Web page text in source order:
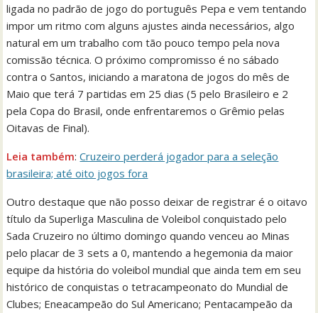
ligada no padrão de jogo do português Pepa e vem tentando
impor um ritmo com alguns ajustes ainda necessários, algo
natural em um trabalho com tão pouco tempo pela nova
comissão técnica. O próximo compromisso é no sábado
contra o Santos, iniciando a maratona de jogos do mês de
Maio que terá 7 partidas em 25 dias (5 pelo Brasileiro e 2
pela Copa do Brasil, onde enfrentaremos o Grêmio pelas
Oitavas de Final).
Leia também:Cruzeiro perderá jogador para a seleção
brasileira; até oito jogos fora
Outro destaque que não posso deixar de registrar é o oitavo
título da Superliga Masculina de Voleibol conquistado pelo
Sada Cruzeiro no último domingo quando venceu ao Minas
pelo placar de 3 sets a 0, mantendo a hegemonia da maior
equipe da história do voleibol mundial que ainda tem em seu
histórico de conquistas o tetracampeonato do Mundial de
Clubes; Eneacampeão do Sul Americano; Pentacampeão da